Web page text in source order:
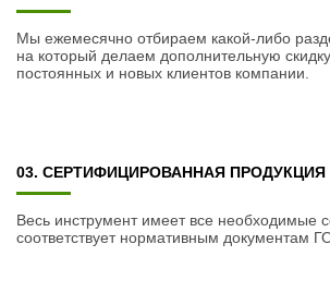
Мы ежемесячно отбираем какой-либо
на который делаем дополнительную
постоянных и новых клиентов компании.
03. СЕРТИФИЦИРОВАННАЯ ПРОДУКЦИЯ
Весь инструмент имеет все необходимые
соответствует нормативным документам